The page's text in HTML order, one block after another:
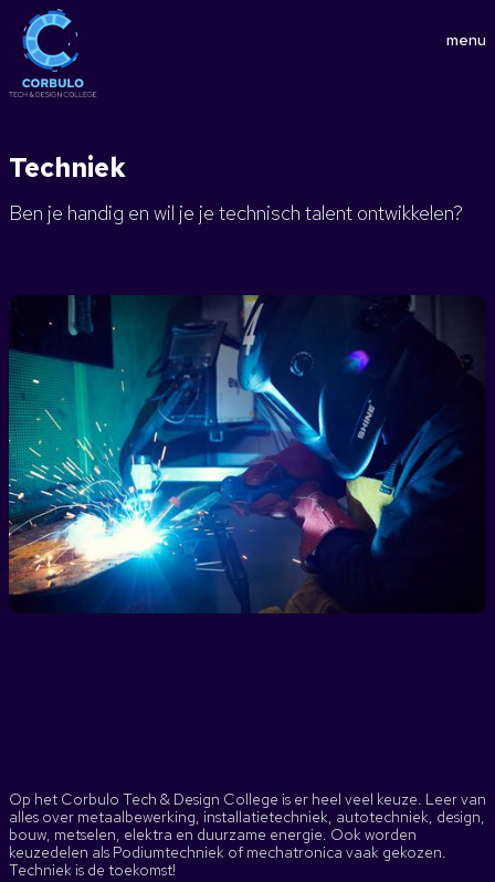
menu
Techniek
Ben je handig en wil je je technisch talent ontwikkelen?
Op het Corbulo Tech & Design College is er heel veel keuze. Leer van
alles over metaalbewerking, installatietechniek, autotechniek, design,
bouw, metselen, elektra en duurzame energie. Ook worden
keuzedelen als Podiumtechniek of mechatronica vaak gekozen.
Techniek is de toekomst!